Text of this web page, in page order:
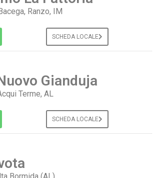
Ranzo, IM
SCHEDA LOCALE
Gianduja
Terme, AL
SCHEDA LOCALE